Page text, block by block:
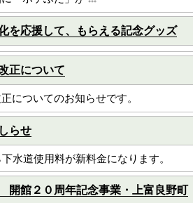
を応援して、もらえる記念グッズ
正について
についてのお知らせです。
らせ
水道使用料が新料金になります。
開館２０周年記念事業・上富良野町